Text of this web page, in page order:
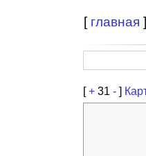
[ главная
[+ 31 - ]